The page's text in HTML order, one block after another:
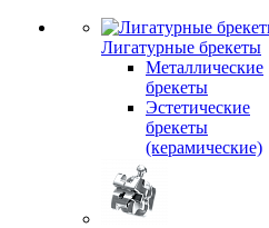
Лигатурные брекеты
Металлические
брекеты
Эстетические
брекеты
(керамические)